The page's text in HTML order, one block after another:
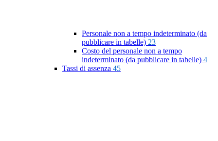
Personale non a tempo indeterminato (da
pubblicare in tabelle) 23
Costo del personale non a tempo
indeterminato (da pubblicare in tabelle) 4
Tassi di assenza 45